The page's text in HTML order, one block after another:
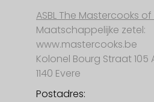
ASBL The Mastercooks
Maatschappelijke zetel:
www.mastercooks.be
Kolonel Bourg Straat 105
1140 Evere
Postadres: